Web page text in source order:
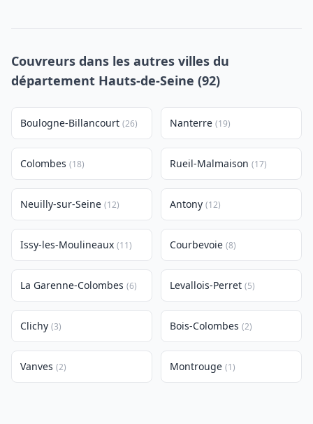
Couvreurs dans les autres villes du
département Hauts-de-Seine (92)
Boulogne-Billancourt (26) Nanterre (19)
Colombes (18) Rueil-Malmaison (17)
Neuilly-sur-Seine (12) Antony (12)
Issy-les-Moulineaux (11) Courbevoie (8)
La Garenne-Colombes (6) Levallois-Perret (5)
Clichy (3) Bois-Colombes (2)
Vanves (2) Montrouge (1)